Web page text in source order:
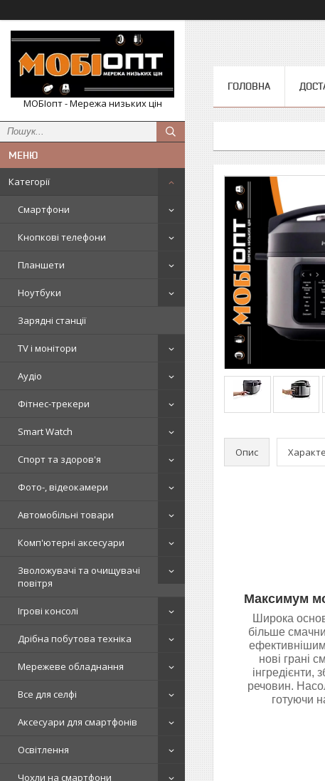
МОБІопт - Мережа низьких цін
Категорії
Смартфони
Кнопкові телефони
Планшети
Ноутбуки
Зарядні станції
TV і монітори
Аудіо
Фітнес-трекери
Smart Watch
Спорт та здоров'я
Фото-, відеокамери
Автомобільні товари
Комп'ютерні аксесуари
Зволожувачі та очищувачі
повітря
Ігрові консолі
Дрібна побутова техніка
Мережеве обладнання
Все для селфі
Аксесуари для смартфонів
Освітлення
Чохли на смартфони
ГОЛОВНА
Опис
Максимум
Широка
більше
нові грані
інгредієнти,
речовин.
готуючи